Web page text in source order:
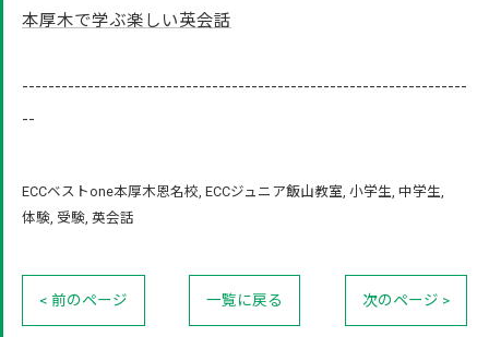
本厚木で学ぶ楽しい英会話
--------------------------------------------------------------------
--
ECCベストone本厚木恩名校 ECCジュニア飯山教室 小学生 中学生
体験 受験 英会話
< 前のページ 一覧に戻る 次のページ >